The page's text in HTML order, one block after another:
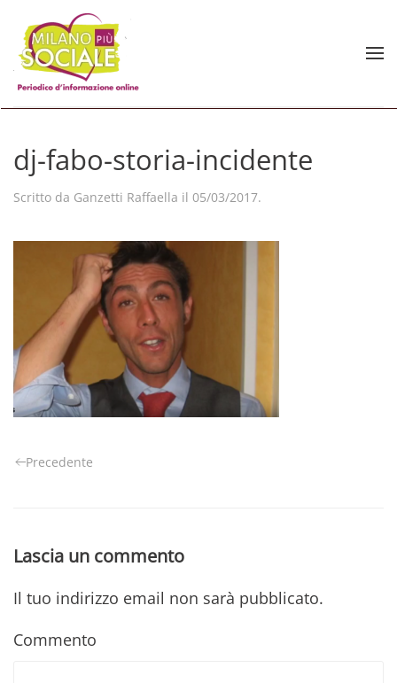
Skip to main content
dj-fabo-storia-incidente
Scritto da Ganzetti Raffaella il 05/03/2017.
Precedente
Lascia un commento
Il tuo indirizzo email non sarà pubblicato.
Commento